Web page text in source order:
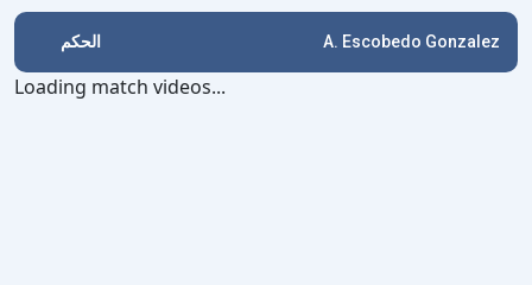
الحكم A. Escobedo Gonzalez
Loading match videos...